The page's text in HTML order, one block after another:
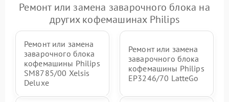
Ремонт или замена заварочного блока на
других кофемашинах Philips
Ремонт или замена
заварочного блока
кофемашины Philips
SM8785/00 Xelsis
Deluxe
Ремонт или замена
заварочного блока
кофемашины Philips
EP3246/70 LatteGo